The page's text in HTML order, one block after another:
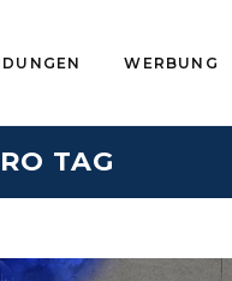
WERBUNG
TAG